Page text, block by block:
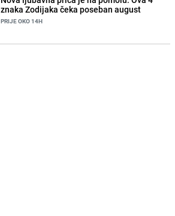
znaka Zodijaka čeka poseban august
PRIJE OKO 14H